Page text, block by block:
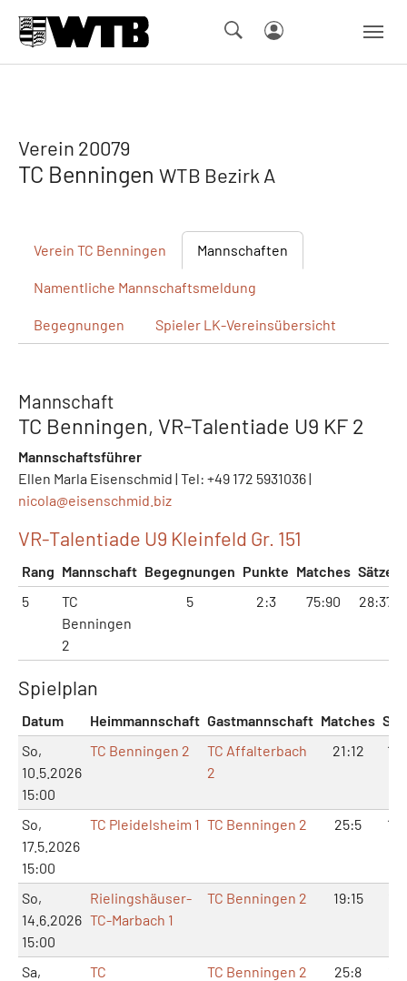
Verein 20079
TC Benningen WTB Bezirk A
Verein TC Benningen Mannschaften
Namentliche Mannschaftsmeldung
Begegnungen Spieler LK-Vereinsübersicht
Mannschaft
TC Benningen, VR-Talentiade U9 KF 2
Mannschaftsführer
Ellen Marla Eisenschmid | Tel: +49 172 5931036 |
nicola@eisenschmid.biz
VR-Talentiade U9 Kleinfeld Gr. 151
Rang Mannschaft Begegnungen Punkte Matches Sätze
5
TC
Benningen
2
5 2:3 75:90 28:37
Spielplan
Datum Heimmannschaft Gastmannschaft Matches
So,
10.5.2026
15:00
TC Benningen 2
TC Affalterbach
2
21:12
So,
17.5.2026
15:00
TC Pleidelsheim 1 TC Benningen 2 25:5
So,
14.6.2026
15:00
Rielingshäuser-
TC-Marbach 1
TC Benningen 2 19:15
Sa,
TC
TC Benningen 2 25:8